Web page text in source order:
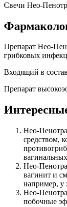
Свечи Нео-
Препарат Нео-
грибковых
Входящий в
Препарат
Нео-
средством,
Нео-
вагинит и
например, у
Нео-
побочные